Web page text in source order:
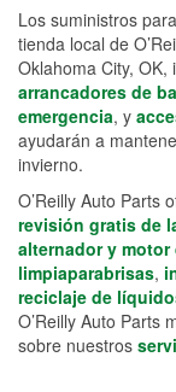
Los suministros
tienda local de
Oklahoma City, OK,
arrancadores de
emergencia, y
ayudarán a
invierno.
O’Reilly Auto Parts
revisión gratis de
alternador y motor
limpiaparabrisas,
reciclaje de
O’Reilly Auto Parts
sobre nuestros